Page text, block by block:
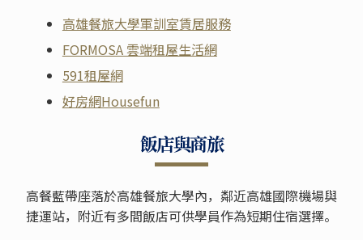
高雄餐旅大學軍訓室賃居服務
FORMOSA 雲端租屋生活網
591租屋網
好房網Housefun
飯店與商旅
高餐藍帶座落於高雄餐旅大學內，鄰近高雄國際機場與
捷運站，附近有多間飯店可供學員作為短期住宿選擇。